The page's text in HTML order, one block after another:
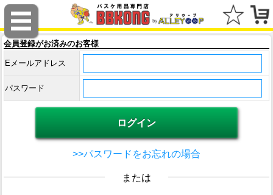
会員登録がお済みのお客様
Eメールアドレス
パスワード
>>パスワードをお忘れの場合
または